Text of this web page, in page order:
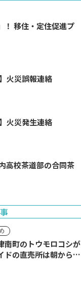
！ 移住・定住促進プ
火災誤報連絡
火災発生連絡
高校茶道部の合同茶
南町のトウモロコシが
ドの直売所は朝から長